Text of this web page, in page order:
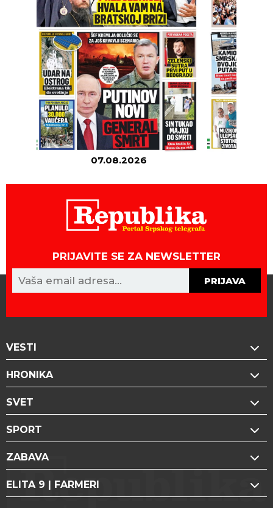
07.08.2026
PRIJAVITE SE ZA NEWSLETTER
PRIJAVA
VESTI
HRONIKA
SVET
SPORT
ZABAVA
ELITA 9 | FARMERI